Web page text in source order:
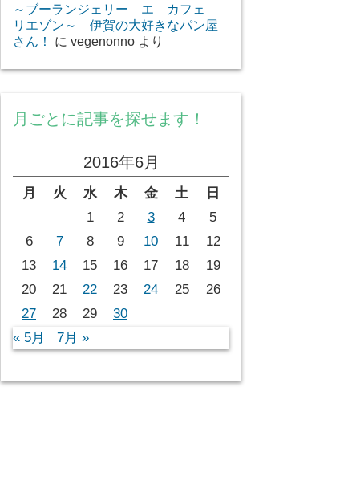
～ブーランジェリー エ カフェ
リエゾン～ 伊賀の大好きなパン屋
さん！
に vegenonno より
月ごとに記事を探せます！
2016年6月
月 火 水 木 金 土
日
1
2 3 4
5
6
7 8 9 10 11
12
13
14 15 16 17 18
19
20
21 22 23 24 25
26
27
28 29
30
« 5月
7月 »